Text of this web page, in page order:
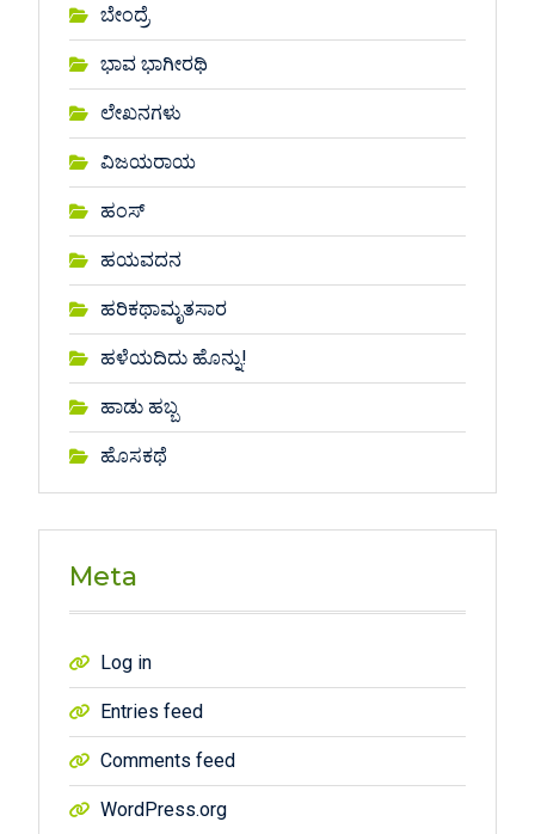
ಬೇಂದ್ರೆ
ಭಾವ ಭಾಗೀರಥಿ
ಲೇಖನಗಳು
ವಿಜಯರಾಯ
ಹಂಸ್
ಹಯವದನ
ಹರಿಕಥಾಮೃತಸಾರ
ಹಳೆಯದಿದು ಹೊನ್ನು!
ಹಾಡು ಹಬ್ಬ
ಹೊಸಕಥೆ
Meta
Log in
Entries feed
Comments feed
WordPress.org